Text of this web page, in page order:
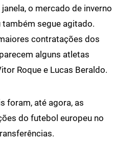
o mercado de inverno
segue agitado.
contratações dos
alguns atletas
Roque e Lucas Beraldo.
foram, até agora, as
do futebol europeu no